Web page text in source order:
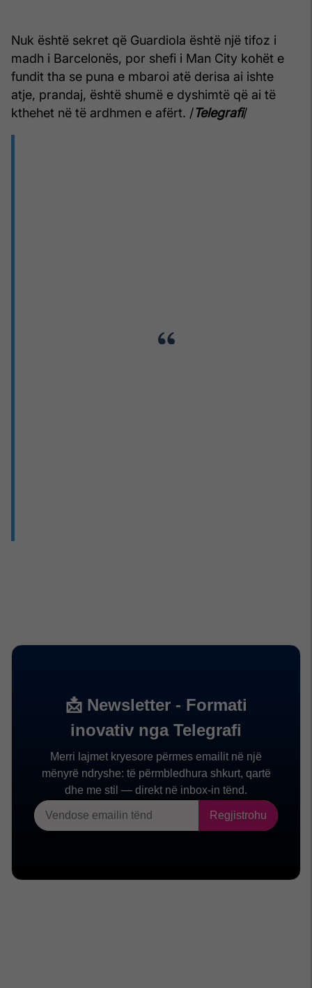
Nuk është sekret që Guardiola është një tifoz i
madh i Barcelonës, por shefi i Man City kohët e
fundit tha se puna e mbaroi atë derisa ai ishte
atje, prandaj, është shumë e dyshimtë që ai të
kthehet në të ardhmen e afërt. /Telegrafi/